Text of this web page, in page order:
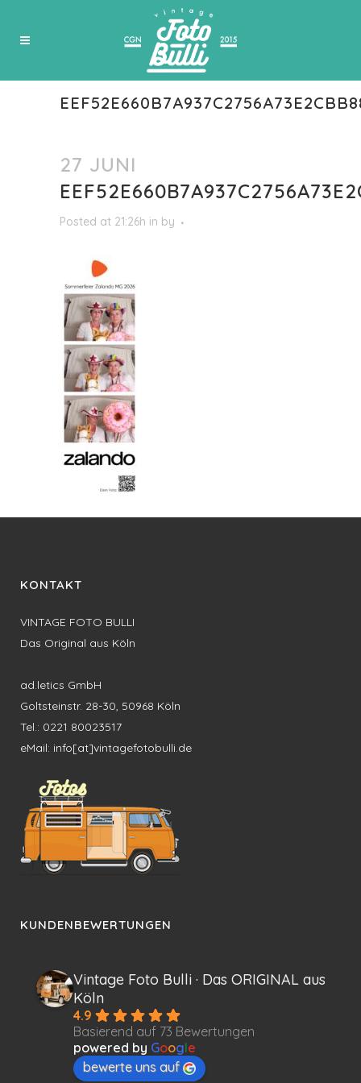
27 JUNI
Posted at 21:26h in by
KONTAKT
VINTAGE FOTO BULLI
Das Original aus Köln
ad.letics GmbH
Goltsteinstr. 28-30, 50968 Köln
Tel.: 0221 80023517
eMail: info[at]vintagefotobulli.de
KUNDENBEWERTUNGEN
Vintage Foto Bulli · Das ORIGINAL aus
Köln
4.9
Basierend auf 73 Bewertungen
powered by Google
bewerte uns auf